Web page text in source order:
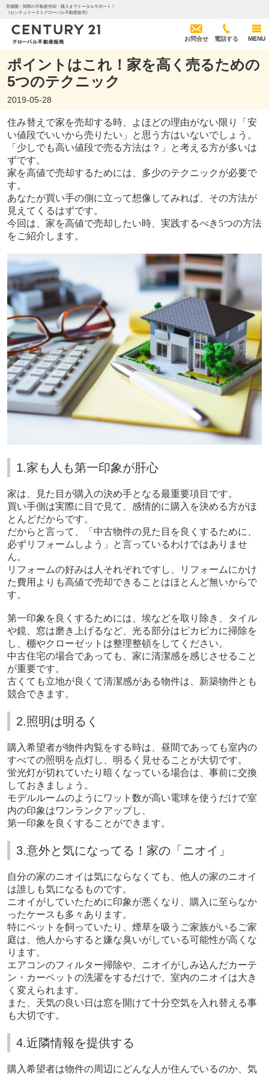
首都圏・関西の不動産売却・購入までトータルサポート！
《センチュリー２１グローバル不動産販売》
お問合せ 電話する MENU
ポイントはこれ！家を高く売るための
5つのテクニック
2019-05-28
住み替えで家を売却する時、よほどの理由がない限り「安
い値段でいいから売りたい」と思う方はいないでしょう。
「少しでも高い値段で売る方法は？」と考える方が多いは
ずです。
家を高値で売却するためには、多少のテクニックが必要で
す。
あなたが買い手の側に立って想像してみれば、その方法が
見えてくるはずです。
今回は、家を高値で売却したい時、実践するべき 5つの方法
をご紹介します。
1.家も人も第一印象が肝心
家は、見た目が購入の決め手となる最重要項目です。
買い手側は実際に目で見て、感情的に購入を決める方がほ
とんどだからです。
だからと言って、「中古物件の見た目を良くするために、
必ずリフォームしよう」と言っているわけではありませ
ん。
リフォームの好みは人それぞれですし、リフォームにかけ
た費用よりも高値で売却できることはほとんど無いからで
す。
第一印象を良くするためには、埃などを取り除き、タイル
や鏡、窓は磨き上げるなど、光る部分はピカピカに掃除を
し、棚やクローゼットは整理整頓をしてください。
中古住宅の場合であっても、家に清潔感を感じさせること
が重要です。
古くても立地が良くて清潔感がある物件は、新築物件とも
競合できます。
2.照明は明るく
購入希望者が物件内覧をする時は、昼間であっても室内の
すべての照明を点灯し、明るく見せることが大切です。
蛍光灯が切れていたり暗くなっている場合は、事前に交換
しておきましょう。
モデルルームのようにワット数が高い電球を使うだけで室
内の印象はワンランクアップし、
第一印象を良くすることができます。
3.意外と気になってる！家の「ニオイ」
自分の家のニオイは気にならなくても、他人の家のニオイ
は誰しも気になるものです。
ニオイがしていたために印象が悪くなり、購入に至らなか
ったケースも多々あります。
特にペットを飼っていたり、煙草を吸うご家族がいるご家
庭は、他人からすると嫌な臭いがしている可能性が高くな
ります。
エアコンのフィルター掃除や、ニオイがしみ込んだカーテ
ン・カーペットの洗濯をするだけで、室内のニオイは大き
く変えられます。
また、天気の良い日は窓を開けて十分空気を入れ替える事
も大切です。
4.近隣情報を提供する
購入希望者は物件の周辺にどんな人が住んでいるのか、気